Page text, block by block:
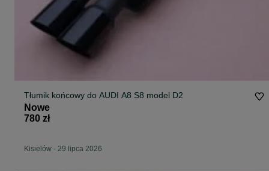
Tłumik końcowy do AUDI A8 S8 model D2
Nowe
780 zł
Kisielów - 29 lipca 2026